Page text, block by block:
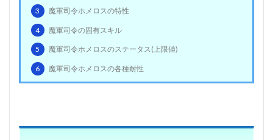
3 魔軍司令ホメロスの特性
4 魔軍司令の固有スキル
5 魔軍司令ホメロスのステータス(上限値)
6 魔軍司令ホメロスの各種耐性